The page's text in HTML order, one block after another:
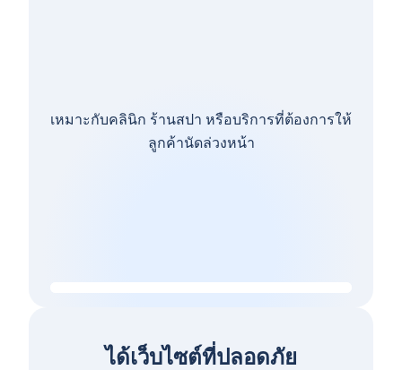
เหมาะกับคลินิก ร้านสปา หรือบริการที่ต้องการให้
ลูกค้านัดล่วงหน้า
ได้เว็บไซต์ที่ปลอดภัย